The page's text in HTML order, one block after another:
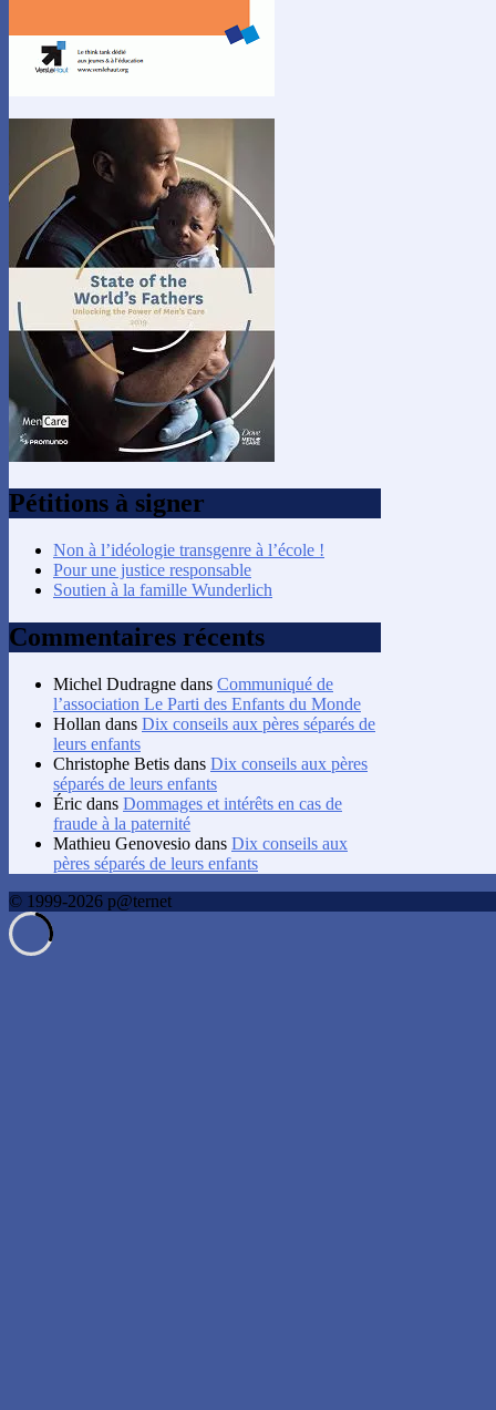
Pétitions à signer
Non à l’idéologie transgenre à l’école !
Pour une justice responsable
Soutien à la famille Wunderlich
Commentaires récents
Michel Dudragne dans Communiqué de
l’association Le Parti des Enfants du Monde
Hollan dans Dix conseils aux pères séparés de
leurs enfants
Christophe Betis dans Dix conseils aux pères
séparés de leurs enfants
Éric dans Dommages et intérêts en cas de
fraude à la paternité
Mathieu Genovesio dans Dix conseils aux
pères séparés de leurs enfants
© 1999-2026 p@ternet